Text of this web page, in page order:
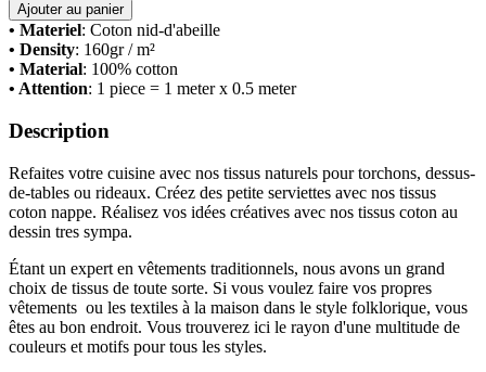
Ajouter au panier
• Materiel: Сoton nid-d'abeille
• Density: 160gr / m²
• Material: 100% cotton
• Attention: 1 piece = 1 meter x 0.5 meter
Description
Refaites votre cuisine avec nos tissus naturels pour torchons, dessus-
de-tables ou rideaux. Créez des petite serviettes avec nos tissus
coton nappe. Réalisez vos idées créatives avec nos tissus coton au
dessin tres sympa.
Étant un expert en vêtements traditionnels, nous avons un grand
choix de tissus de toute sorte. Si vous voulez faire vos propres
vêtements ou les textiles à la maison dans le style folklorique, vous
êtes au bon endroit. Vous trouverez ici le rayon d'une multitude de
couleurs et motifs pour tous les styles.